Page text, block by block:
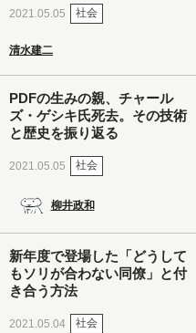
2021.05.05 社会
清水建二
PDFの生みの親、チャール
ズ・ゲシキ氏死去。その技術
と歴史を振り返る
2021.05.05 社会
柳井政和
新年度で登場した「どうして
もソリが合わない同僚」と付
き合う方法
2021.05.04 社会